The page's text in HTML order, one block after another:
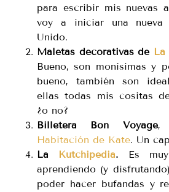
para escribir mis nuevas
voy a iniciar una nueva
Unido.
Maletas decorativas de
Bueno, son monísimas y
bueno, también son
ellas todas mis cositas
¿o no?
Billetera Bon Voyage,
Habitación de Kate. Un
La Kutchipedia. Es
aprendiendo (y
poder hacer bufandas y